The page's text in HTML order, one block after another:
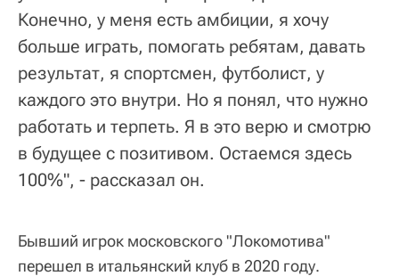
Конечно, у меня есть амбиции, я хочу
больше играть, помогать ребятам, давать
результат, я спортсмен, футболист, у
каждого это внутри. Но я понял, что нужно
работать и терпеть. Я в это верю и смотрю
в будущее с позитивом. Остаемся здесь
100%", - рассказал он.
Бывший игрок московского "Локомотива"
перешел в итальянский клуб в 2020 году.